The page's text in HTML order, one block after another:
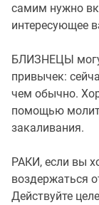
самим нужно
интересующее
БЛИЗНЕЦЫ
привычек:
чем обычно.
помощью
закаливания.
РАКИ, если вы
воздержаться
Действуйте